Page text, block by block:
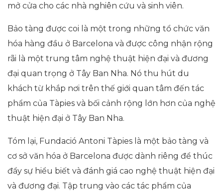
mở cửa cho các nhà nghiên cứu và sinh viên.
Bảo tàng được coi là một trong những tổ chức văn
hóa hàng đầu ở Barcelona và được công nhận rộng
rãi là một trung tâm nghệ thuật hiện đại và đương
đại quan trọng ở Tây Ban Nha. Nó thu hút du
khách từ khắp nơi trên thế giới quan tâm đến tác
phẩm của Tàpies và bối cảnh rộng lớn hơn của nghệ
thuật hiện đại ở Tây Ban Nha.
Tóm lại, Fundació Antoni Tàpies là một bảo tàng và
cơ sở văn hóa ở Barcelona được dành riêng để thúc
đẩy sự hiểu biết và đánh giá cao nghệ thuật hiện đại
và đương đại. Tập trung vào các tác phẩm của